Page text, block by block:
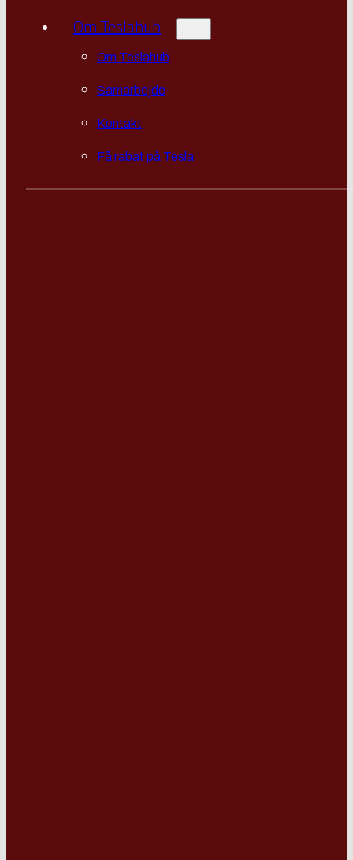
Om Teslahub
Om Teslahub
Samarbejde
Kontakt
Få rabat på Tesla